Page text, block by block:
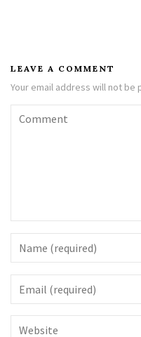
LEAVE A COMMENT
Your email address will not be